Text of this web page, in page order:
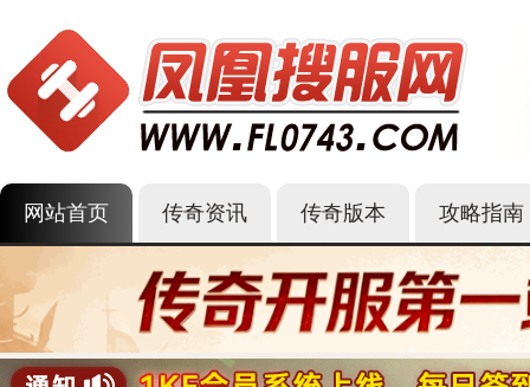
网站首页 传奇资讯 传奇版本 攻略指南